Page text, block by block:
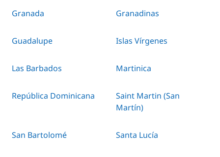
Granada Granadinas
Guadalupe Islas Vírgenes
Las Barbados Martinica
República Dominicana
Saint Martin (San
Martín)
San Bartolomé Santa Lucía